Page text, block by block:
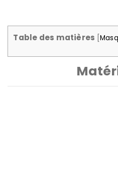
Table des matières